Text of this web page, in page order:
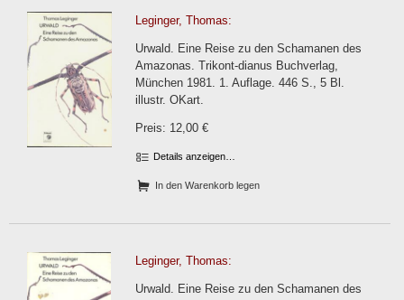
Leginger, Thomas:
Urwald. Eine Reise zu den Schamanen des
Amazonas. Trikont-dianus Buchverlag,
München 1981. 1. Auflage. 446 S., 5 Bl.
illustr. OKart.
Preis: 12,00 €
Details anzeigen…
In den Warenkorb legen
Leginger, Thomas:
Urwald. Eine Reise zu den Schamanen des